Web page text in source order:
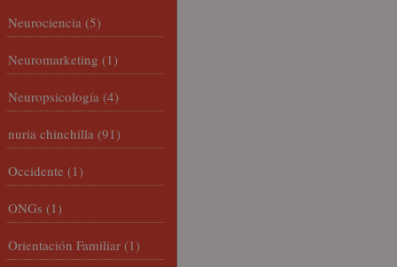
Neurociencia (5)
Neuromarketing (1)
Neuropsicología (4)
nuria chinchilla (91)
Occidente (1)
ONGs (1)
Orientación Familiar (1)